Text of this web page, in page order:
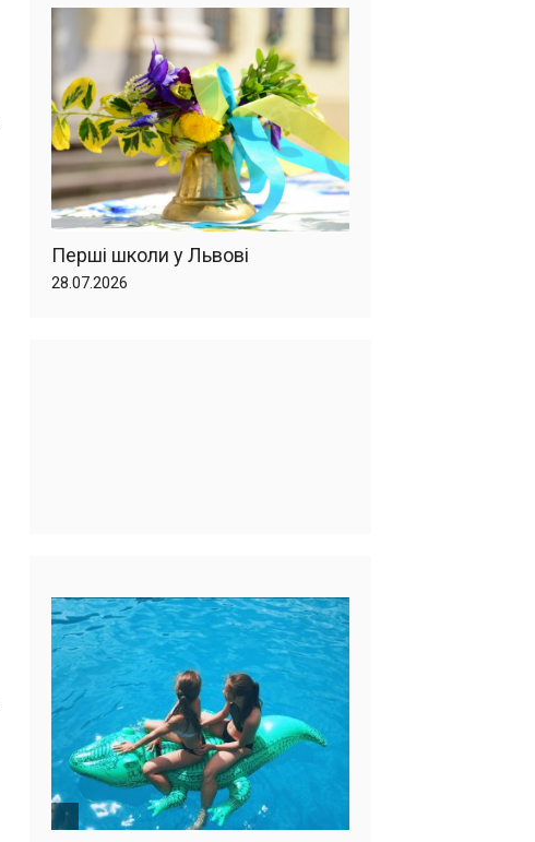
Перші школи у Львові
28.07.2026